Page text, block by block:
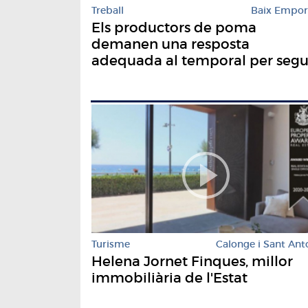
Treball Baix
Els productors de poma
demanen una resposta
adequada al temporal per
Turisme Calonge i Sant
Helena Jornet Finques, millor
immobiliària de l'Estat